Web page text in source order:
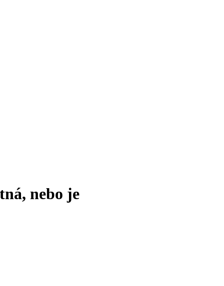
nebo je